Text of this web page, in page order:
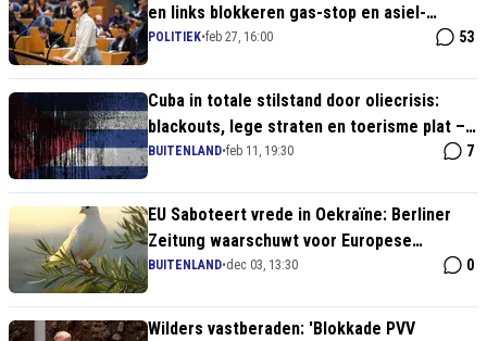
en links blokkeren gas-stop en asiel-
uitzetting
POLITIEK•feb 27, 16:00 53
Cuba in totale stilstand door oliecrisis:
blackouts, lege straten en toerisme plat –
Trump's blokkade slaat toe
BUITENLAND•feb 11, 19:30 7
EU Saboteert vrede in Oekraïne: Berliner
Zeitung waarschuwt voor Europese
inmenging in onderhandelingen
BUITENLAND•dec 03, 13:30 0
Wilders vastberaden: 'Blokkade PVV